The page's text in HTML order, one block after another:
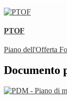
PTOF
Piano dell'Offerta
Documento